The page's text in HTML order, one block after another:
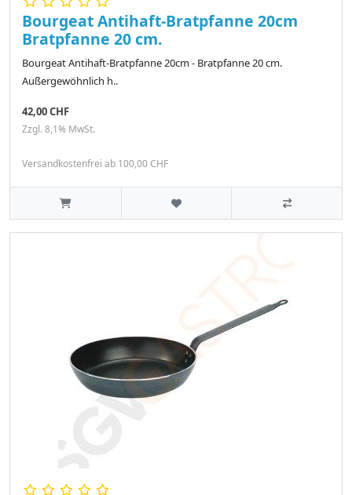
Bourgeat Antihaft-Bratpfanne 20cm
Bratpfanne 20 cm.
Bourgeat Antihaft-Bratpfanne 20cm - Bratpfanne 20 cm.
Außergewöhnlich h..
42,00 CHF
Zzgl. 8,1% MwSt.
Versandkostenfrei ab 100,00 CHF